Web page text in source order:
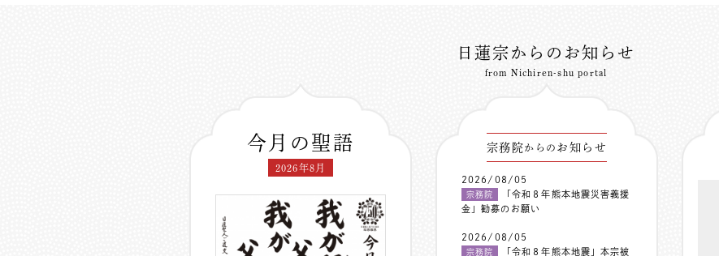
日蓮宗からのお知らせ
from Nichiren-shu portal
今月の聖語
2026年8月
宗務院からの お知らせ
2026/08/05
宗務院
「令和８年熊本地震災害義援
金」勧募のお願い
2026/08/05
宗務院
「令和８年熊本地震」本宗被